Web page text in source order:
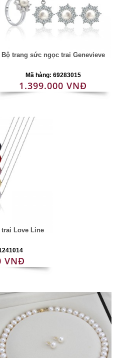
Bộ trang sức ngọc trai Genevieve
Mã hàng: 69283015
1.399.000 VNĐ
trai Love Line
VNĐ